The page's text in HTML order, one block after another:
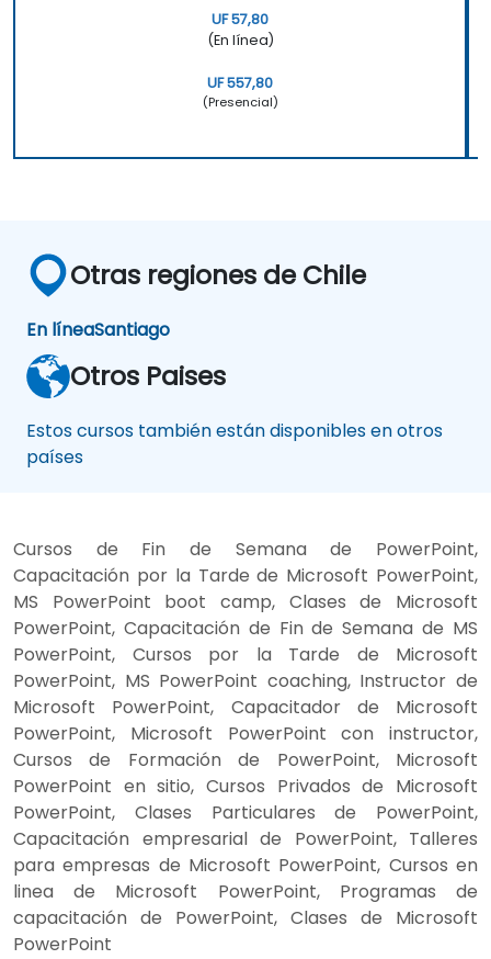
UF 57,80
(En línea)
UF 557,80
(Presencial)
Otras regiones de Chile
En líneaSantiago
Otros Paises
Estos cursos también están disponibles en otros
países
Cursos de Fin de Semana de PowerPoint,
Capacitación por la Tarde de Microsoft PowerPoint,
MS PowerPoint boot camp, Clases de Microsoft
PowerPoint, Capacitación de Fin de Semana de MS
PowerPoint, Cursos por la Tarde de Microsoft
PowerPoint, MS PowerPoint coaching, Instructor de
Microsoft PowerPoint, Capacitador de Microsoft
PowerPoint, Microsoft PowerPoint con instructor,
Cursos de Formación de PowerPoint, Microsoft
PowerPoint en sitio, Cursos Privados de Microsoft
PowerPoint, Clases Particulares de PowerPoint,
Capacitación empresarial de PowerPoint, Talleres
para empresas de Microsoft PowerPoint, Cursos en
linea de Microsoft PowerPoint, Programas de
capacitación de PowerPoint, Clases de Microsoft
PowerPoint